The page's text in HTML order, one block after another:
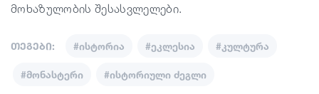
მოხაზულობის შესასვლელები.
თეგები: #ისტორია #ეკლესია #კულტურა
#მონასტერი #ისტორიული ძეგლი